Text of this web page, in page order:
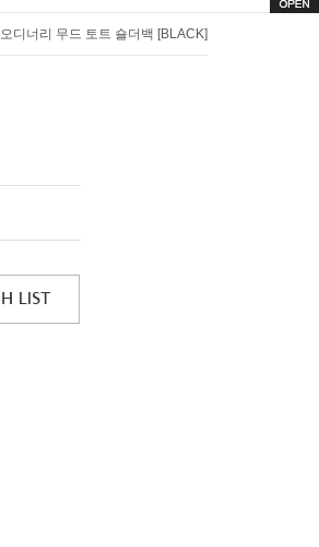
오디너리 무드 토트 숄더백 [BLACK]